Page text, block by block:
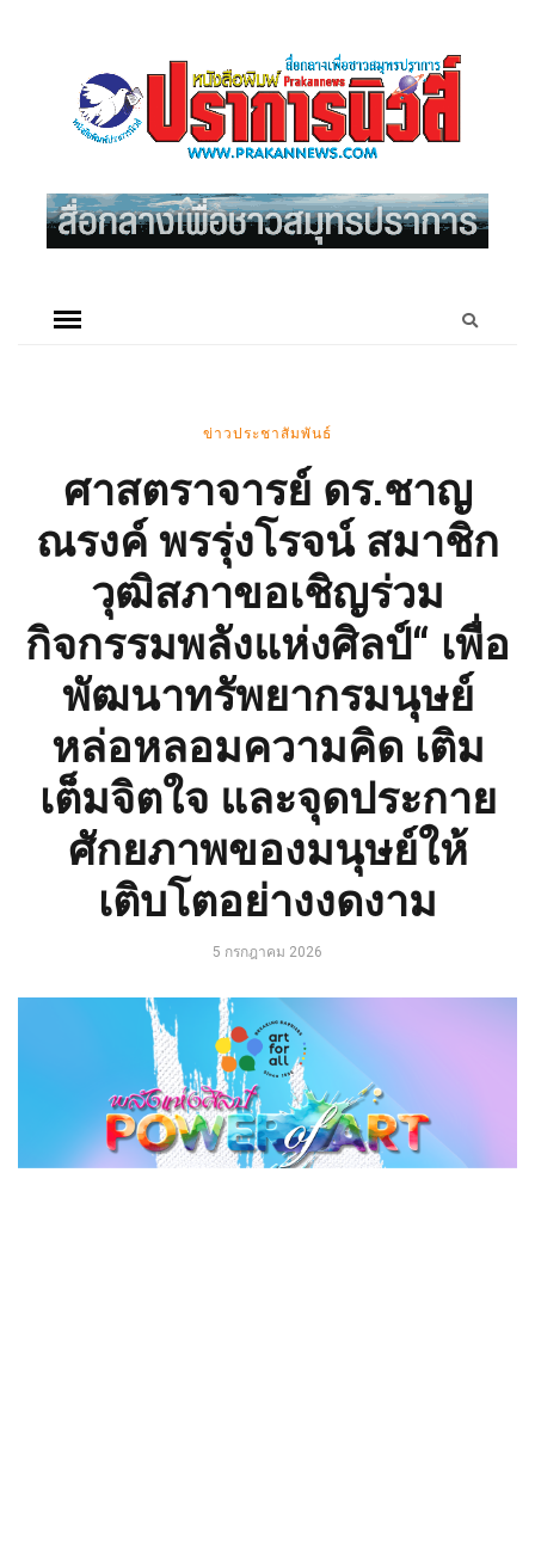
ข่าวประชาสัมพันธ์
ศาสตราจารย์ ดร.ชาญ
ณรงค์ พรรุ่งโรจน์ สมาชิก
วุฒิสภาขอเชิญร่วม
กิจกรรมพลังแห่งศิลป์“ เพื่อ
พัฒนาทรัพยากรมนุษย์
หล่อหลอมความคิด เติม
เต็มจิตใจ และจุดประกาย
ศักยภาพของมนุษย์ให้
เติบโตอย่างงดงาม
5 กรกฎาคม 2026